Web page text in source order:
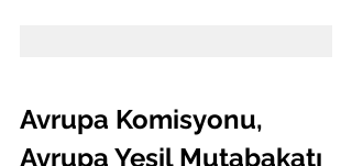
Avrupa Komisyonu,
Avrupa Yeşil Mutabakatı